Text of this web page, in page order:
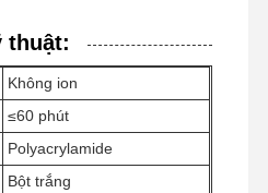
thuật:
Không ion
≤60 phút
Polyacrylamide
Bột trắng